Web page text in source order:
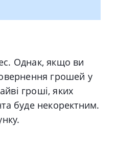
Однак, якщо ви
грошей у
гроші, яких
буде некоректним.